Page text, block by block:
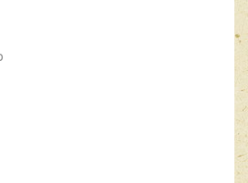
чем начать сольную
Rolling Stones, а также Little
как
акустической и
Кудер владеет игрой на
активе музыканта 4 премии
университет вручил